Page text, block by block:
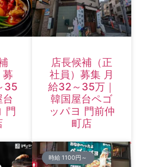
募
35
門
店長候補（正
社員）募集 月
給32～35万｜
韓国屋台ペゴ
ッパヨ 門前仲
町店
時給 1100円～